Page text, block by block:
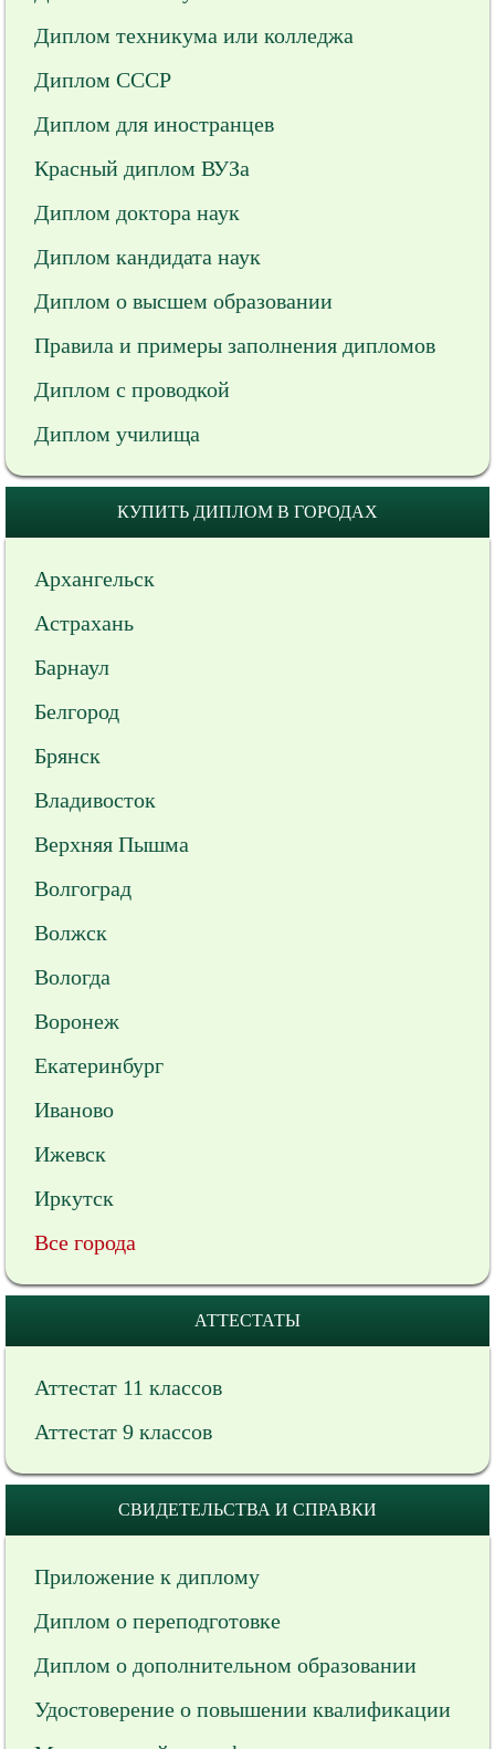
Диплом техникума или колледжа
Диплом СССР
Диплом для иностранцев
Красный диплом ВУЗа
Диплом доктора наук
Диплом кандидата наук
Диплом о высшем образовании
Правила и примеры заполнения дипломов
Диплом с проводкой
Диплом училища
КУПИТЬ ДИПЛОМ В ГОРОДАХ
Архангельск
Астрахань
Барнаул
Белгород
Брянск
Владивосток
Верхняя Пышма
Волгоград
Волжск
Вологда
Воронеж
Екатеринбург
Иваново
Ижевск
Иркутск
Все города
АТТЕСТАТЫ
Аттестат 11 классов
Аттестат 9 классов
СВИДЕТЕЛЬСТВА И СПРАВКИ
Приложение к диплому
Диплом о переподготовке
Диплом о дополнительном образовании
Удостоверение о повышении квалификации